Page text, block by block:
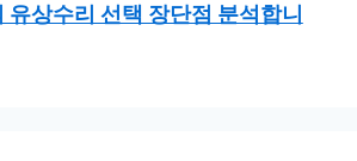
유상수리 선택 장단점 분석합니